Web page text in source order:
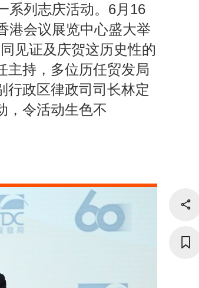
系列志庆活动。6月16
港会议展览中心盛大举
见证及庆贺这历史性的
主持，多位历任贸发局
行政区律政司司长林定
，令活动生色不